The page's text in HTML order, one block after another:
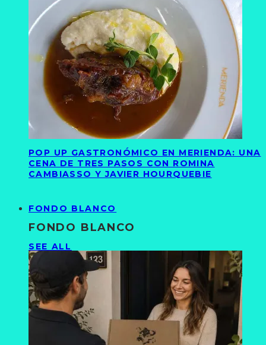
POP UP GASTRONÓMICO EN MERIENDA: UNA
CENA DE TRES PASOS CON ROMINA
CAMBIASSO Y JAVIER HOURQUEBIE
FONDO BLANCO
FONDO BLANCO
SEE ALL